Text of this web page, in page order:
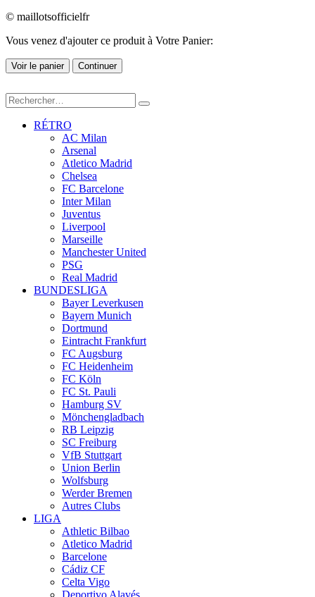
© maillotsofficielfr
Vous venez d'ajouter ce produit à Votre Panier:
Voir le panier Continuer
RÉTRO
AC Milan
Arsenal
Atletico Madrid
Chelsea
FC Barcelone
Inter Milan
Juventus
Liverpool
Marseille
Manchester United
PSG
Real Madrid
BUNDESLIGA
Bayer Leverkusen
Bayern Munich
Dortmund
Eintracht Frankfurt
FC Augsburg
FC Heidenheim
FC Köln
FC St. Pauli
Hamburg SV
Mönchengladbach
RB Leipzig
SC Freiburg
VfB Stuttgart
Union Berlin
Wolfsburg
Werder Bremen
Autres Clubs
LIGA
Athletic Bilbao
Atletico Madrid
Barcelone
Cádiz CF
Celta Vigo